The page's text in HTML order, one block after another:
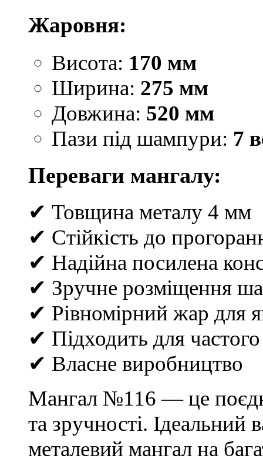
Жаровня:
Висота: 170 мм
Ширина: 275 мм
Довжина: 520 мм
Пази під шампури: 7
Переваги мангалу:
✔ Товщина металу 4 мм
✔ Стійкість до
✔ Надійна посилена
✔ Зручне розміщення
✔ Рівномірний жар для
✔ Підходить для
✔ Власне виробництво
Мангал №116 — це
та зручності. Ідеальний
металевий мангал на